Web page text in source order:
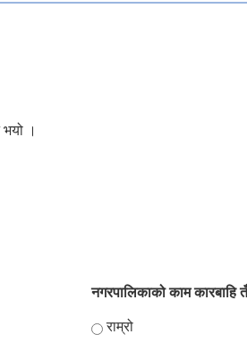
।
नगरपालिकाको काम कारबाहि
Choices
राम्रो